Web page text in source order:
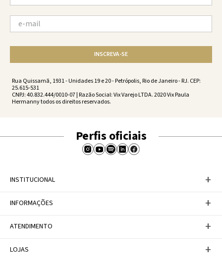
INSCREVA-SE
Rua Quissamã, 1931 - Unidades 19 e 20 - Petrópolis, Rio de Janeiro - RJ. CEP:
25.615-531
CNPJ: 40.832.444/0010-07 | Razão Social: Vix Varejo LTDA. 2020 Vix Paula
Hermanny todos os direitos reservados.
Perfis oficiais
INSTITUCIONAL +
A Marca
Trabalhe conosco
INFORMAÇÕES +
Política de Privacidade
Tabela de Medidas
ATENDIMENTO +
Personal Shopper
LOJAS +